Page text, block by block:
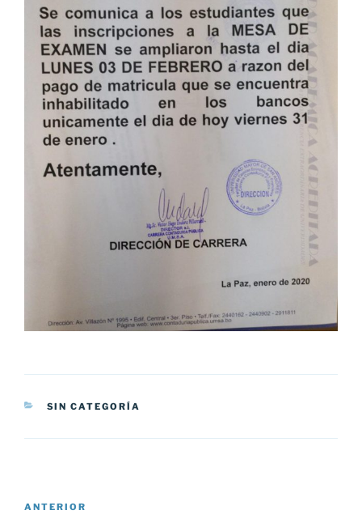
CATEGORÍAS
SIN CATEGORÍA
Navegación
Entrada
ANTERIOR